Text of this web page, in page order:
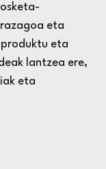
eta
eta
lantzea ere,
eta